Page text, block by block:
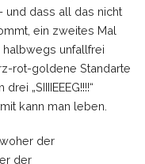
und dass all das nicht
ein zweites Mal
unfallfrei
rot-goldene Standarte
„SIIIIEEEG!!!!“
kann man leben.
der
der